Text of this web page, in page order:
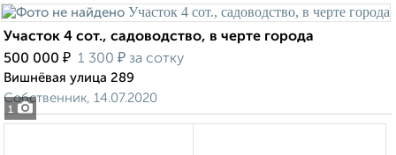
1
Участок 4 сот., садоводство, в черте города
500 000 ₽ 1 300 ₽ за сотку
Вишнёвая улица 289
Собственник, 14.07.2020